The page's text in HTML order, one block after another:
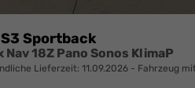
Sportback
Nav 18Z Pano Sonos KlimaP
Lieferzeit: 11.09.2026 Fahrzeug mit